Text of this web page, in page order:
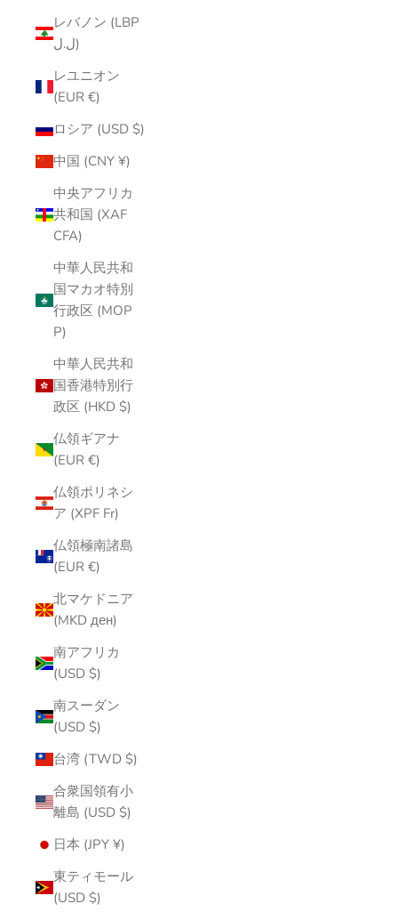
レバノン (LBP
ل.ل)
レユニオン
(EUR €)
ロシア (USD $)
中国 (CNY ¥)
中央アフリカ
共和国 (XAF
CFA)
中華人民共和
国マカオ特別
行政区 (MOP
P)
中華人民共和
国香港特別行
政区 (HKD $)
仏領ギアナ
(EUR €)
仏領ポリネシ
ア (XPF Fr)
仏領極南諸島
(EUR €)
北マケドニア
(MKD ден)
南アフリカ
(USD $)
南スーダン
(USD $)
台湾 (TWD $)
合衆国領有小
離島 (USD $)
日本 (JPY ¥)
東ティモール
(USD $)